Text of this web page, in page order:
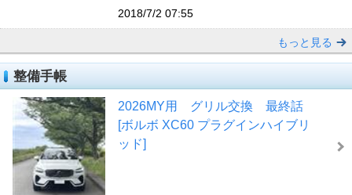
2018/7/2 07:55
もっと見る
整備手帳
2026MY用 グリル交換 最終話
[ボルボ XC60 プラグインハイブリ
ッド]